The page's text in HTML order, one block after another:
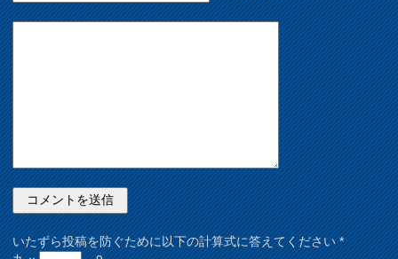
いたずら投稿を防ぐために以下の計算式に答えてください*